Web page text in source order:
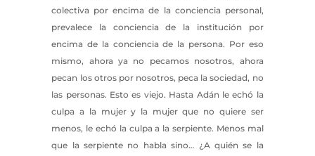
colectiva por encima de la conciencia personal,
prevalece la conciencia de la institución por
encima de la conciencia de la persona. Por eso
mismo, ahora ya no pecamos nosotros, ahora
pecan los otros por nosotros, peca la sociedad, no
las personas. Esto es viejo. Hasta Adán le echó la
culpa a la mujer y la mujer que no quiere ser
menos, le echó la culpa a la serpiente. Menos mal
que la serpiente no habla sino… ¿A quién se la